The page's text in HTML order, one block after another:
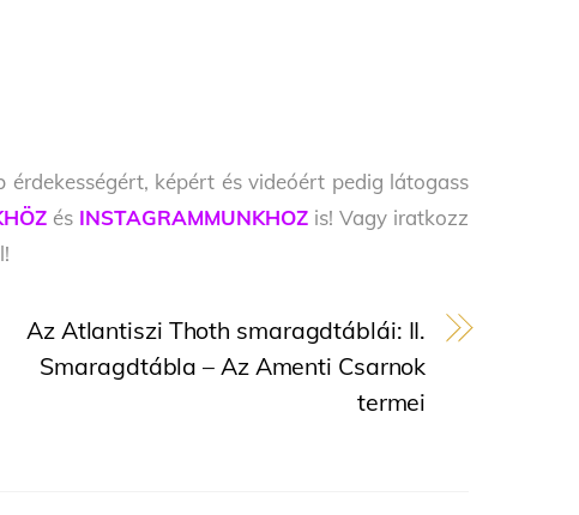
képért és videóért pedig látogass
és INSTAGRAMMUNKHOZ is! Vagy iratkozz
Az Atlantiszi Thoth smaragdtáblái: II.
Smaragdtábla – Az Amenti Csarnok
termei